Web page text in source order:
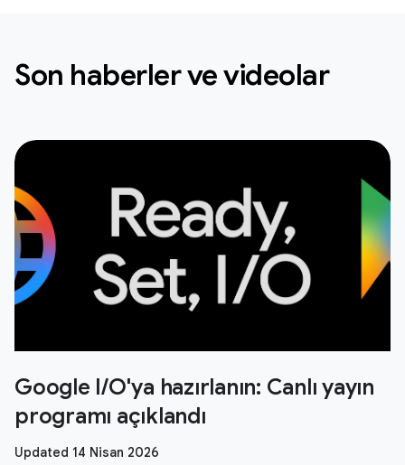
Son haberler ve videolar
Google I/O'ya hazırlanın: Canlı yayın
programı açıklandı
Updated 14 Nisan 2026